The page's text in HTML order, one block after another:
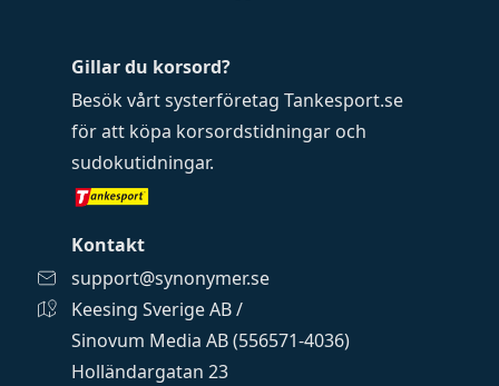
Gillar du korsord?
Besök vårt systerföretag Tankesport.se
för att köpa korsordstidningar och
sudokutidningar.
Kontakt
support@synonymer.se
Keesing Sverige AB /
Sinovum Media AB (556571-4036)
Holländargatan 23